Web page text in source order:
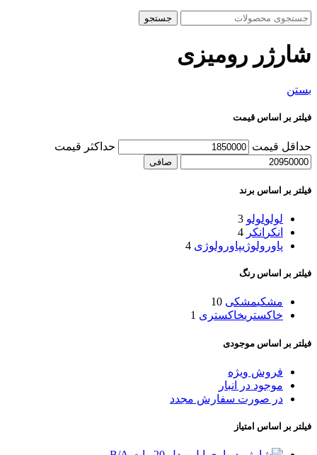
جستجو
شارژر رومیزی
بستن
فیلتر بر اساس قیمت
حداقل قیمت حداكثر قيمت
صافی
فیلتر بر اساس برند
لولولولو 3
انکر انکر 4
پاورولوژیپاورولوژی 4
فیلتر بر اساس رنگ
مشکیمشکی 10
خاکستریخاکستری 1
فیلتر بر اساس موجودی
فروش ویژه
موجود در انبار
در صورت سفارش مجدد
فیلتر بر اساس امتیاز